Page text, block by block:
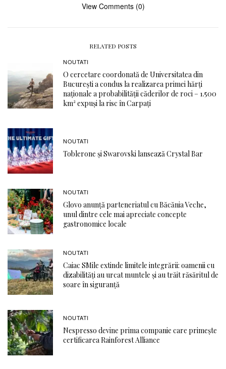
View Comments (0)
RELATED POSTS
NOUTATI
O cercetare coordonată de Universitatea din
București a condus la realizarea primei hărți
naționale a probabilității căderilor de roci – 1.500
km² expuși la risc în Carpați
NOUTATI
Toblerone și Swarovski lansează Crystal Bar
NOUTATI
Glovo anunță parteneriatul cu Băcănia Veche,
unul dintre cele mai apreciate concepte
gastronomice locale
NOUTATI
Caiac SMile extinde limitele integrării: oamenii cu
dizabilități au urcat muntele și au trăit răsăritul de
soare în siguranță
NOUTATI
Nespresso devine prima companie care primește
certificarea Rainforest Alliance